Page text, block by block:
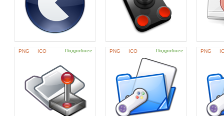
PNG ICO Подробнее PNG ICO Подробнее PNG